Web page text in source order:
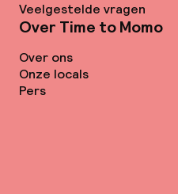
Veelgestelde vragen
Over Time to Momo
Over ons
Onze locals
Pers